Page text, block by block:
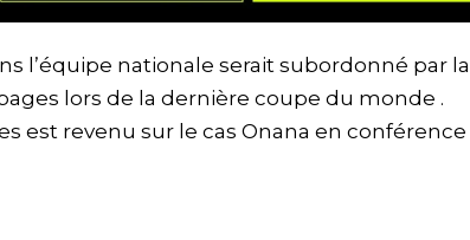
l’équipe nationale serait subordonné par la
lors de la dernière coupe du monde .
est revenu sur le cas Onana en